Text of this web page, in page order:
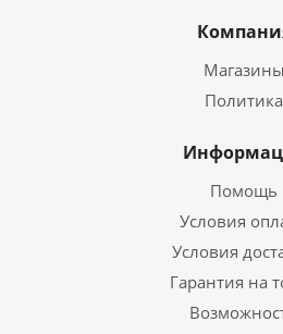
Магазины
Политика
Помощь
Условия
Условия
Гарантия на